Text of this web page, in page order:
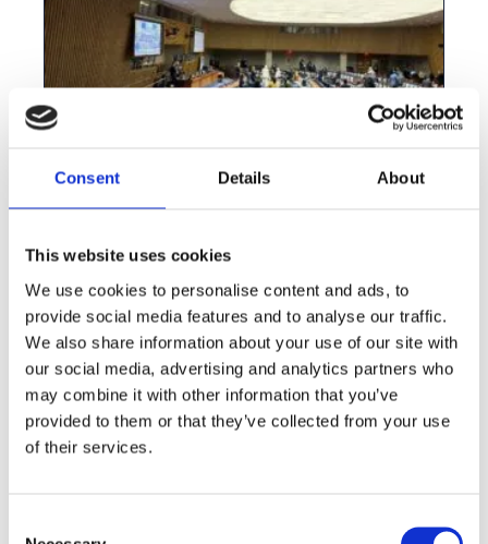
Consent Details About
This website uses cookies
We use cookies to personalise content and ads, to
provide social media features and to analyse our traffic.
We also share information about your use of our site with
our social media, advertising and analytics partners who
may combine it with other information that you’ve
provided to them or that they’ve collected from your use
of their services.
VN en UN-GGIM
Bekijk deze vacature